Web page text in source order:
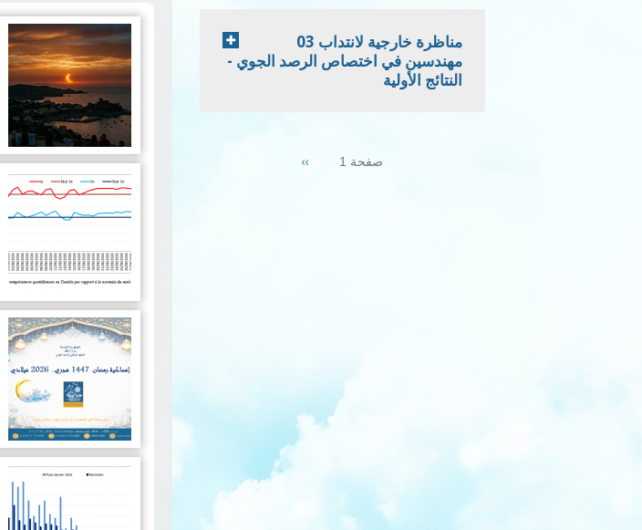
مناظرة خارجية لانتداب 03
مهندسين في اختصاص الرصد الجوي -
النتائج الأولية
صفحة 1 Next
››